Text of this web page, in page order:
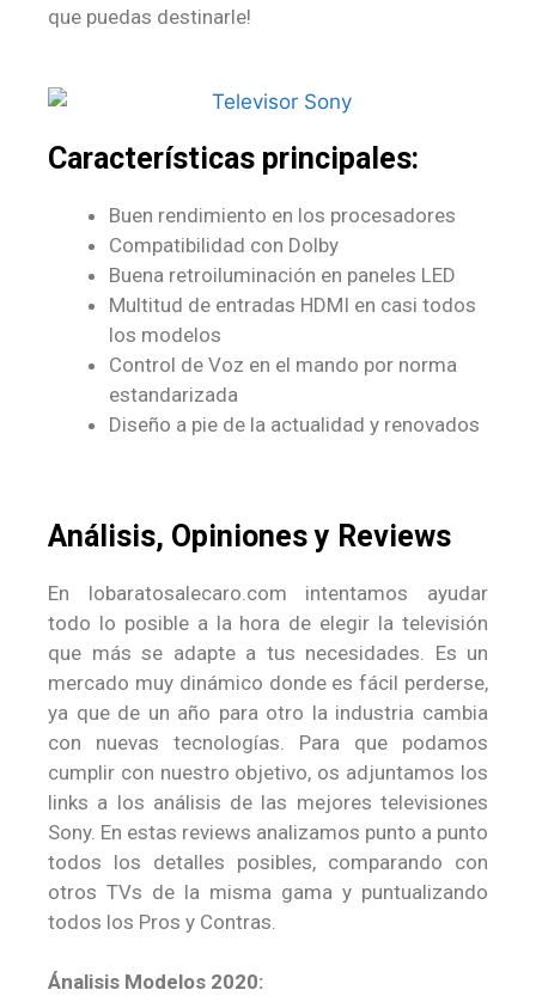
que puedas destinarle!
Características principales:
Buen rendimiento en los procesadores
Compatibilidad con Dolby
Buena retroiluminación en paneles LED
Multitud de entradas HDMI en casi todos
los modelos
Control de Voz en el mando por norma
estandarizada
Diseño a pie de la actualidad y renovados
Análisis, Opiniones y Reviews
En lobaratosalecaro.com intentamos ayudar
todo lo posible a la hora de elegir la televisión
que más se adapte a tus necesidades. Es un
mercado muy dinámico donde es fácil perderse,
ya que de un año para otro la industria cambia
con nuevas tecnologías. Para que podamos
cumplir con nuestro objetivo, os adjuntamos los
links a los análisis de las mejores televisiones
Sony. En estas reviews analizamos punto a punto
todos los detalles posibles, comparando con
otros TVs de la misma gama y puntualizando
todos los Pros y Contras.
Ánalisis Modelos 2020: